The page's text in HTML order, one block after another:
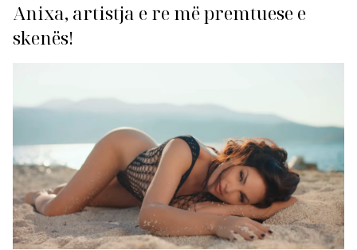
Anixa, artistja e re më premtuese e
skenës!